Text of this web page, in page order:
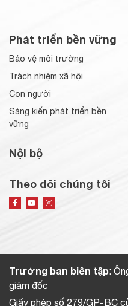
Phát triển bền vững
Bảo vệ môi trường
Trách nhiệm xã hội
Con người
Sáng kiến phát triển bền
vững
Nội bộ
Theo dõi chúng tôi
Trưởng ban biên tập:
giám đốc
Giấy phép số 279/GP-BC